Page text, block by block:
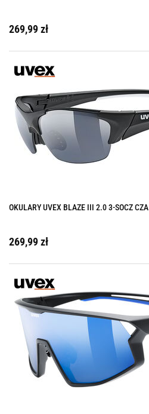
269,99 zł
OKULARY UVEX BLAZE III 2.0 3-SOCZ CZA
269,99 zł